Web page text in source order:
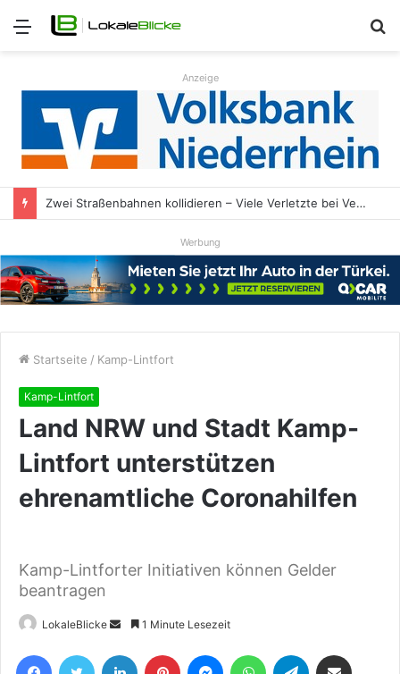
Menü
Anzeige
Zwei Straßenbahnen kollidieren – Viele Verletzte bei Verkehrsunfall
Werbung
Startseite / Kamp-Lintfort
Kamp-Lintfort
Land NRW und Stadt Kamp-
Lintfort unterstützen
ehrenamtliche Coronahilfen
Kamp-Lintforter Initiativen können Gelder
beantragen
LokaleBlicke
Sende
eine
1 Minute Lesezeit
FacebookTwitter LinkedIn Pinterest MessengerWhatsAppTelegram